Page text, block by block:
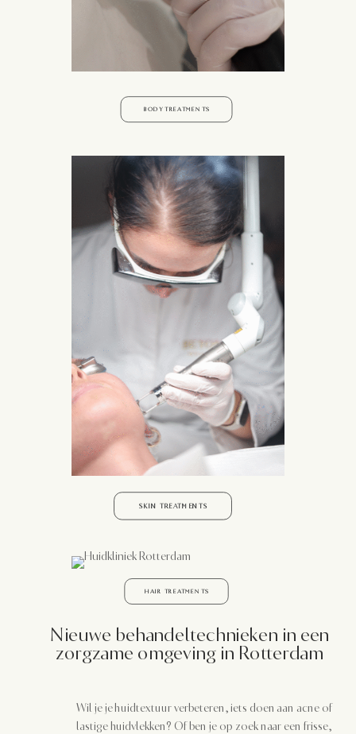
BODY TREATMENTS
SKIN TREATMENTS
HAIR TREATMENTS
Nieuwe behandeltechnieken in een
zorgzame omgeving in Rotterdam
Wil je je huidtextuur verbeteren, iets doen aan acne of
lastige huidvlekken? Of ben je op zoek naar een frisse,